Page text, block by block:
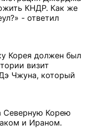
КНДР. Как же
- ответил
Корея должен был
визит
Чжуна, который
Северную Корею
и Ираном.